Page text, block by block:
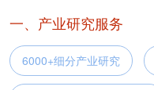
一、产业研究服务
6000+细分产业研究